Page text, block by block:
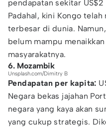
pendapatan sekitar
Padahal, kini Kongo
terbesar di dunia.
belum mampu
masyarakatnya.
6. Mozambik
Unsplash.com/Dimitry B
Pendapatan per kapita:
Negara bekas jajahan
negara yang kaya akan
yang cukup strategis.